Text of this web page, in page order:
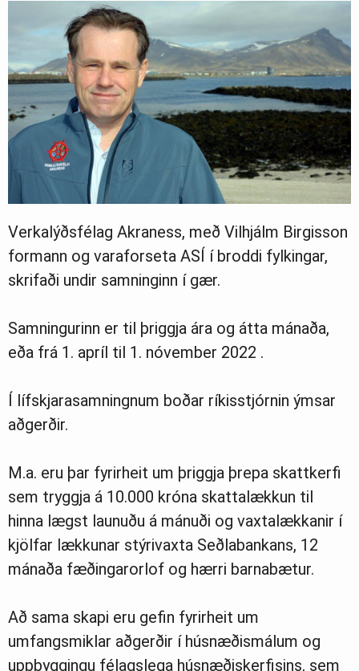
Verkalýðsfélag Akraness, með Vilhjálm Birgisson
formann og varaforseta ASÍ í broddi fylkingar,
skrifaði undir samninginn í gær.
Samningurinn er til þriggja ára og átta mánaða,
eða frá 1. apríl til 1. nóvember 2022 .
Í lífskjarasamningnum boðar ríkisstjórnin ýmsar
aðgerðir.
M.a. eru þar fyrirheit um þriggja þrepa skattkerfi
sem tryggja á 10.000 króna skattalækkun til
hinna lægst launuðu á mánuði og vaxtalækkanir í
kjölfar lækkunar stýrivaxta Seðlabankans, 12
mánaða fæðingarorlof og hærri barnabætur.
Að sama skapi eru gefin fyrirheit um
umfangsmiklar aðgerðir í húsnæðismálum og
uppbyggingu félagslega húsnæðiskerfisins, sem